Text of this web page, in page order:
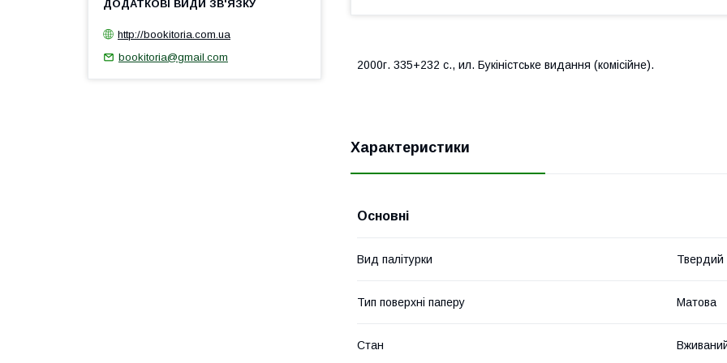
2000г. 335+232 с., ил. Букіністське видання (комісійне).
Характеристики
Основні
Вид палітурки Твердий
Тип поверхні паперу Матова
Стан
http://bookitoria.com.ua
bookitoria@gmail.com